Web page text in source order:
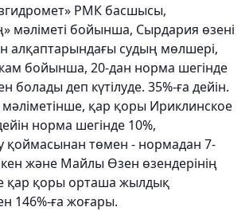
РМК басшысы,
мәліметі бойынша, Сырдария өзені
алқаптарындағы судың мөлшері,
бойынша, 20-дан норма шегінде
болады деп күтілуде. 35%-ға дейін.
қар қоры Ириклинское
норма шегінде 10%,
қоймасынан төмен - нормадан 7-
және Майлы Өзен өзендерінің
қар қоры орташа жылдық
146%-ға жоғары.